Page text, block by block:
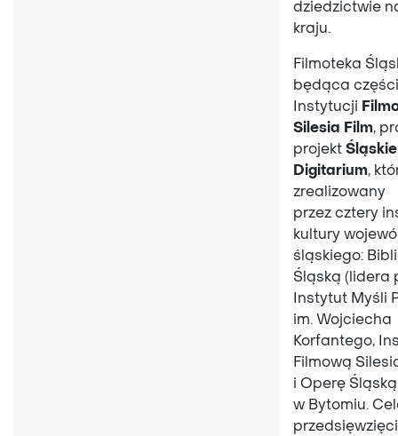
dziedzictwie
kraju.
Filmoteka
będąca
Instytucji
Silesia Film,
projekt Śląskie
Digitarium,
zrealizowany
przez cztery
kultury
śląskiego:
Śląską (lidera
Instytut Myśli
im. Wojciecha
Korfantego,
Filmową
i Operę Śląską
w Bytomiu.